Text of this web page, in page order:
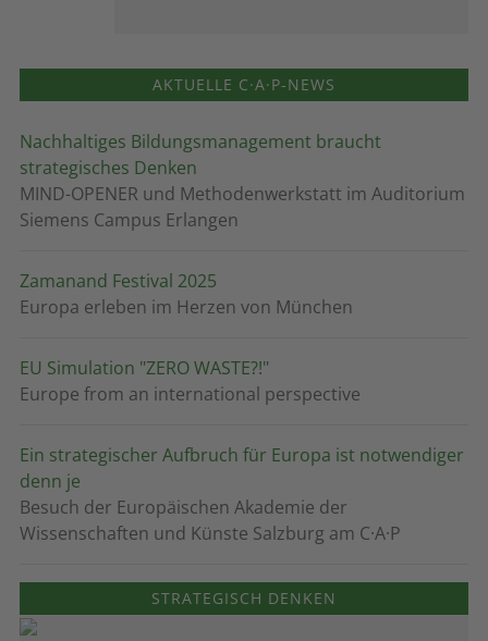
AKTUELLE C·A·P-NEWS
Nachhaltiges Bildungsmanagement braucht
strategisches Denken
MIND-OPENER und Methodenwerkstatt im Auditorium
Siemens Campus Erlangen
Zamanand Festival 2025
Europa erleben im Herzen von München
EU Simulation "ZERO WASTE?!"
Europe from an international perspective
Ein strategischer Aufbruch für Europa ist notwendiger
denn je
Besuch der Europäischen Akademie der
Wissenschaften und Künste Salzburg am C·A·P
STRATEGISCH DENKEN